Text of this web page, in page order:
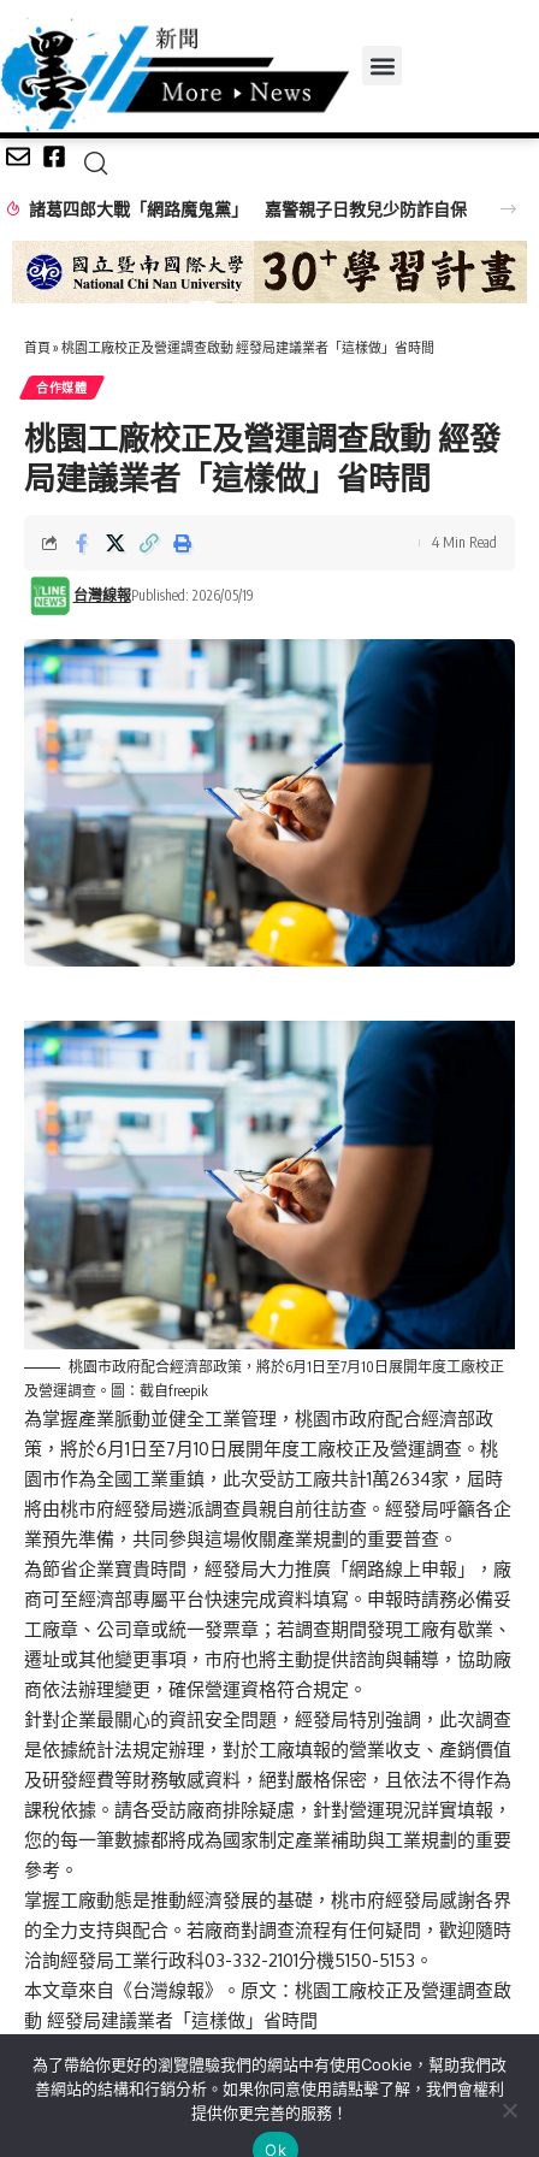
諸葛四郎大戰「網路魔鬼黨」 嘉警親子日教兒少防詐自保
首頁 » 桃園工廠校正及營運調查啟動 經發局建議業者「這樣做」省時間
合作媒體
桃園工廠校正及營運調查啟動 經發
局建議業者「這樣做」省時間
台灣線報Published: 2026/05/19
4 Min Read
桃園市政府配合經濟部政策，將於6月1日至7月10日展開年度工廠校正
及營運調查。圖：截自freepik
為掌握產業脈動並健全工業管理，桃園市政府配合經濟部政
策，將於6月1日至7月10日展開年度工廠校正及營運調查。桃
園市作為全國工業重鎮，此次受訪工廠共計1萬2634家，屆時
將由桃市府經發局遴派調查員親自前往訪查。經發局呼籲各企
業預先準備，共同參與這場攸關產業規劃的重要普查。
為節省企業寶貴時間，經發局大力推廣「網路線上申報」，廠
商可至經濟部專屬平台快速完成資料填寫。申報時請務必備妥
工廠章、公司章或統一發票章；若調查期間發現工廠有歇業、
遷址或其他變更事項，市府也將主動提供諮詢與輔導，協助廠
商依法辦理變更，確保營運資格符合規定。
針對企業最關心的資訊安全問題，經發局特別強調，此次調查
是依據統計法規定辦理，對於工廠填報的營業收支、產銷價值
及研發經費等財務敏感資料，絕對嚴格保密，且依法不得作為
課稅依據。請各受訪廠商排除疑慮，針對營運現況詳實填報，
您的每一筆數據都將成為國家制定產業補助與工業規劃的重要
參考。
掌握工廠動態是推動經濟發展的基礎，桃市府經發局感謝各界
的全力支持與配合。若廠商對調查流程有任何疑問，歡迎隨時
洽詢經發局工業行政科03-332-2101分機5150-5153。
本文章來自《台灣線報》。原文： 桃園工廠校正及營運調查啟
動 經發局建議業者「這樣做」省時間
關於我們 隱私權政策 聯絡我們
為了帶給你更好的瀏覽體驗我們的網站中有使用Cookie，幫助我們改
善網站的結構和行銷分析。如果你同意使用請點擊了解，我們會權利
提供你更完善的服務！
Ok